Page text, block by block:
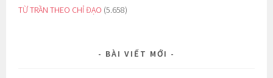
TỪ TRẦN THEO CHỈ ĐẠO (5.658)
BÀI VIẾT MỚI